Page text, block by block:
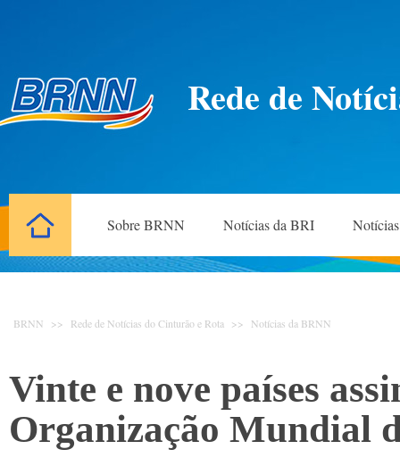
Rede de
Sobre BRNN Notícias da BRI
BRNN >> Rede de Notícias do Cinturão e Rota >> Notícias da BRNN
Vinte e nove países
Organização Mundial